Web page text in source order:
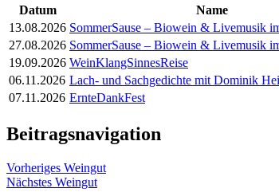
Datum Name
13.08.2026 SommerSause – Biowein & Livemusik
27.08.2026 SommerSause – Biowein & Livemusik
19.09.2026 WeinKlangSinnesReise
06.11.2026 Lach- und Sachgedichte mit Dominik
07.11.2026 ErnteDankFest
Beitragsnavigation
Vorheriges Weingut
Nächstes Weingut